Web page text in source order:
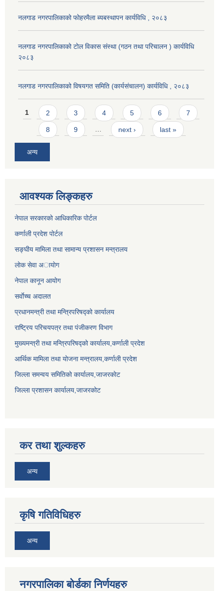
नलगाड नगरपालिकाको फोहरमैला ब्यबस्थापन कार्यविधि , २०८३
नलगाड नगरपालिकाको टोल विकास संस्था (गठन तथा परिचालन ) कार्यविधि
२०८३
नलगाड नगरपालिकाको विषयगत समिति (कार्यसंचालन) कार्यविधि , २०८३
Pages
1 2 3 4 5 6 7
8 9 … next › last »
अन्य
आवश्यक लिङ्कहरु
नेपाल सरकारको आधिकारिक पोर्टल
कर्णाली प्रदेश पोर्टल
सङ्घीय मामिला तथा सामान्य प्रशासन मन्त्रालय
लाेक सेवा अायाेग
नेपाल कानून आयोग
सर्वाेच्च अदालत
प्रधानमन्त्री तथा मन्त्रिपरिषद्को कार्यालय
राष्ट्रिय परिचयपत्र तथा पंजीकरण विभाग
मुख्यमन्त्री तथा मन्त्रिपरिषद्को कार्यालय,कर्णाली प्रदेश
आर्थिक मामिला तथा योजना मन्त्रालय,कर्णाली प्रदेश
जिल्ला समन्वय समितिको कार्यालय,जाजरकाेट
जिल्ला प्रशासन कार्यालय,जाजरकोट
कर तथा शुल्कहरु
अन्य
कृषि गतिविधिहरु
अन्य
नगरपालिका बोर्डका निर्णयहरु